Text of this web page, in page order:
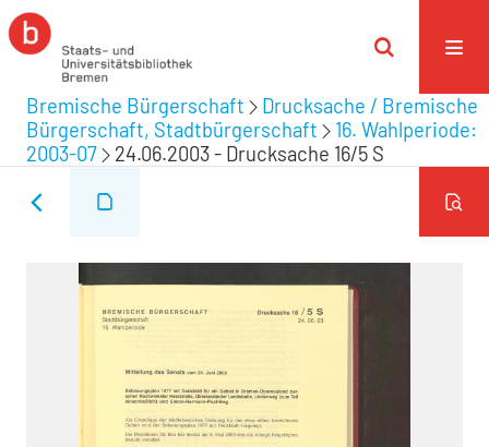
Bremische Bürgerschaft
Drucksache / Bremische
Bürgerschaft, Stadtbürgerschaft
16. Wahlperiode:
2003-07
24.06.2003 - Drucksache 16/5 S